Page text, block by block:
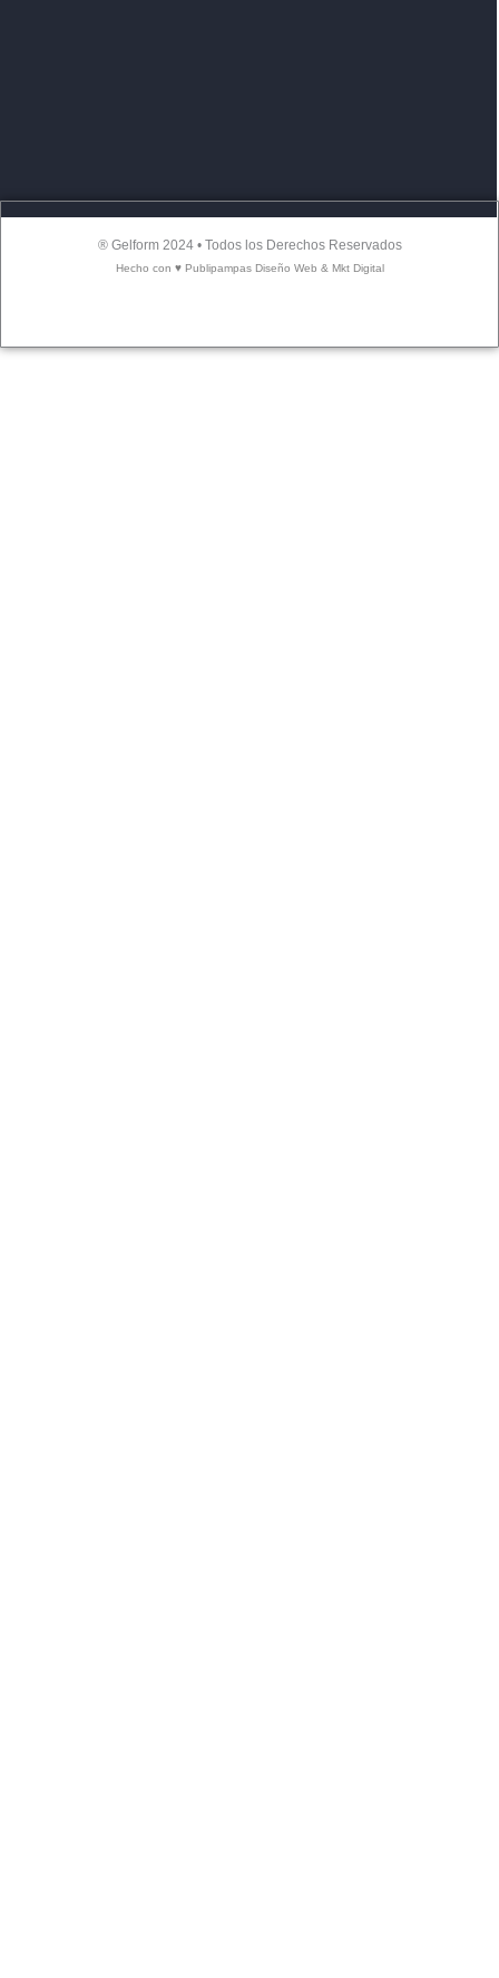
® Gelform 2024 • Todos los Derechos Reservados
Hecho con ♥ Publipampas Diseño Web & Mkt Digital